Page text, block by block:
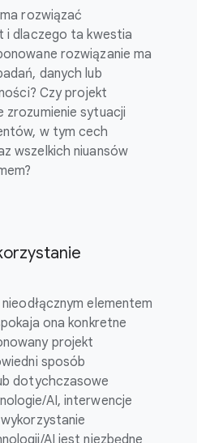
rozwiązać
i dlaczego ta kwestia
rozwiązanie ma
danych lub
Czy projekt
zrozumienie sytuacji
w tym cech
wszelkich niuansów
elementem
ona konkretne
projekt
sposób
dotychczasowe
AI, interwencje
AI jest niezbędne